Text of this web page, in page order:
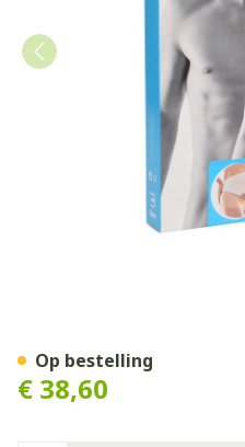
€ 38,60
Op bestelling